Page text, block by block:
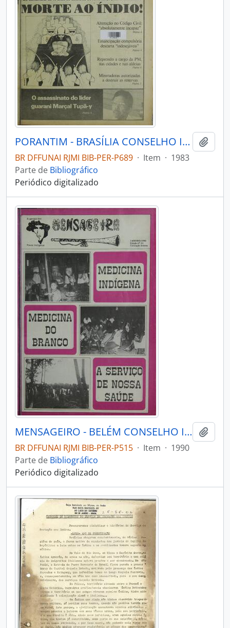
PORANTIM - BRASÍLIA CONSELHO INDIGENISTA MISSIONÁRIO - 1983 - Nº58
BR DFFUNAI RJMI BIB-PER-P689 · Item · 1983
Parte de Bibliográfico
Periódico digitalizado
MENSAGEIRO - BELÉM CONSELHO INDIGENISTA MISSIONÁRIO - 1990 - Nº61
BR DFFUNAI RJMI BIB-PER-P515 · Item · 1990
Parte de Bibliográfico
Periódico digitalizado